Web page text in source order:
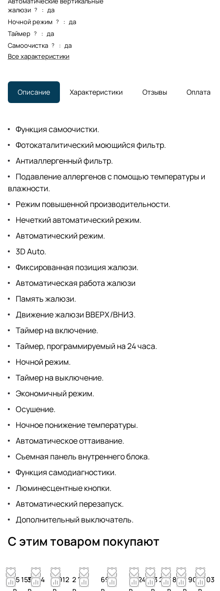
жалюзи ? : да
Ночной режим ? : да
Таймер ? : да
Самоочистка ? : да
Все характеристики
Описание Характеристики Отзывы Оплата
Функция самоочистки.
Фотокаталитический моющийся фильтр.
Антиаллергенный фильтр.
Подавление аллергенов с помощью температуры и
влажности.
Режим повышенной производительности.
Нечеткий автоматический режим.
Автоматический режим.
3D Auto.
Фиксированная позиция жалюзи.
Автоматическая работа жалюзи
Память жалюзи.
Движение жалюзи ВВЕРХ/ВНИЗ.
Таймер на включение.
Таймер, программируемый на 24 часа.
Ночной режим.
Таймер на выключение.
Экономичный режим.
Осушение.
Ночное понижение температуры.
Автоматическое оттаивание.
Съемная панель внутреннего блока.
Функция самодиагностики.
Люминесцентные кнопки.
Автоматический перезапуск.
Дополнительный выключатель.
С этим товаром покупают
15 1593 244
3 912 2 163
690
2 524 13 2934 8662 9054 103